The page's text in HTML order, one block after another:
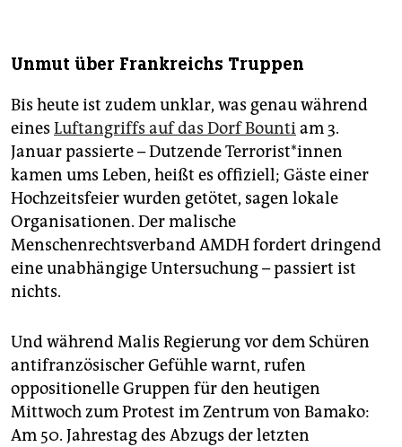
Unmut über Frankreichs Truppen
Bis heute ist zudem unklar, was genau während
eines Luftangriffs auf das Dorf Bountiam 3.
Januar passierte – Dutzende Ter­ro­ris­t*in­nen
kamen ums Leben, heißt es offiziell; Gäste einer
Hochzeitsfeier wurden getötet, sagen lokale
Organisationen. Der malische
Menschenrechtsverband AMDH fordert dringend
eine unabhängige Untersuchung – passiert ist
nichts.
Und während Malis Regierung vor dem Schüren
antifranzösischer Gefühle warnt, rufen
oppositionelle Gruppen für den heutigen
Mittwoch zum Protest im Zentrum von Bamako:
Am 50. Jahrestag des Abzugs der letzten